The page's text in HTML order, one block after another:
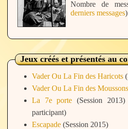
Communauté
Se connecter
S'inscrire
derniers messages)
Jeux créés et présentés au
Vader Ou La Fin des Haricots
Vader Ou La Fin des Moussons
La 7e porte (Session 2013) (rôle : coordinateur et
participant)
Escapade (Session 2015)